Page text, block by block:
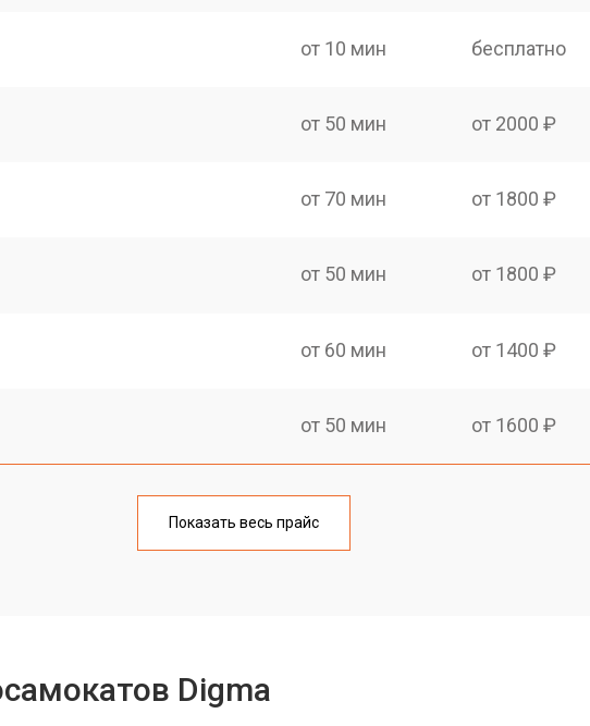
от 10 мин бесплатно
от 50 мин от 2000 ₽
от 70 мин от 1800 ₽
от 50 мин от 1800 ₽
от 60 мин от 1400 ₽
от 50 мин от 1600 ₽
от 60 мин
Показать весь прайс
Digma